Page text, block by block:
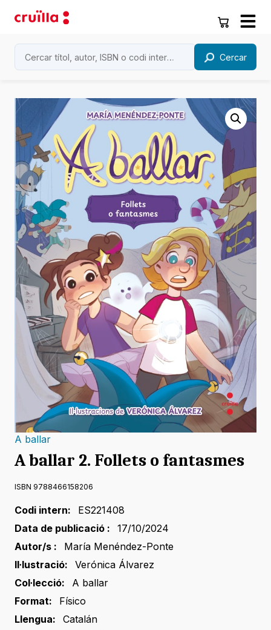
Cercar
A ballar
A ballar 2. Follets o fantasmes
ISBN 9788466158206
Codi intern:
ES221408
Data de publicació :
17/10/2024
Autor/s :
María Menéndez-Ponte
Il·lustració:
Verónica Álvarez
Col·lecció:
A ballar
Format:
Físico
Llengua:
Catalán